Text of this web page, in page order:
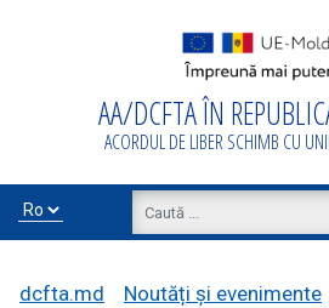
AA/DCFTA ÎN
ACORDUL DE LIBER SCHIMB CU
dcfta.md
Noutăți și evenimente